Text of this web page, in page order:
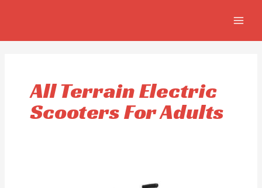
All Terrain Electric
Scooters For Adults